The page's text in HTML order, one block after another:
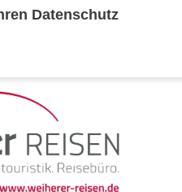
Datenschutz